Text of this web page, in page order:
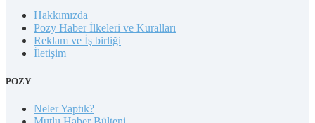
Hakkımızda
Pozy Haber İlkeleri ve Kuralları
Reklam ve İş birliği
İletişim
POZY
Neler Yaptık?